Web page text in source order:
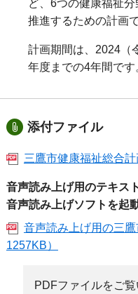
ど、6つの健康福祉
推進するための計画で
計画期間は、2024（
年度までの4年間です
添付ファイル
三鷹市健康福祉総合
音声読み上げ用のテキス
音声読み上げソフトを起
音声読み上げ用の三
1257KB）
PDFファイルをご